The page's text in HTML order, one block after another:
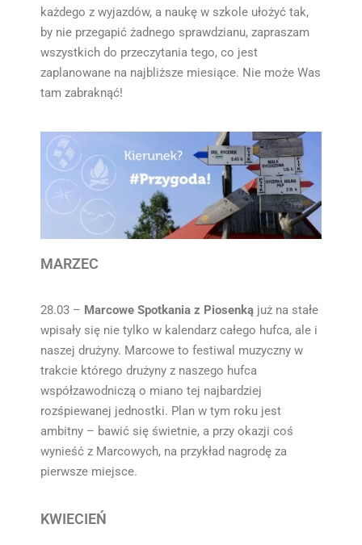
każdego z wyjazdów, a naukę w szkole ułożyć tak,
by nie przegapić żadnego sprawdzianu, zapraszam
wszystkich do przeczytania tego, co jest
zaplanowane na najbliższe miesiące. Nie może Was
tam zabraknąć!
MARZEC
28.03 – Marcowe Spotkania z Piosenką już na stałe
wpisały się nie tylko w kalendarz całego hufca, ale i
naszej drużyny. Marcowe to festiwal muzyczny w
trakcie którego drużyny z naszego hufca
współzawodniczą o miano tej najbardziej
rozśpiewanej jednostki. Plan w tym roku jest
ambitny – bawić się świetnie, a przy okazji coś
wynieść z Marcowych, na przykład nagrodę za
pierwsze miejsce.
KWIECIEŃ